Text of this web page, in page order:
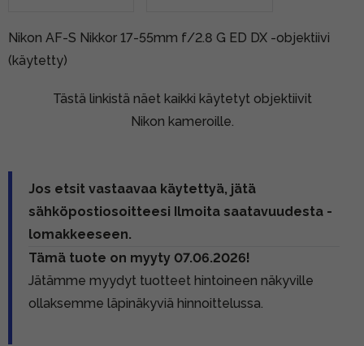
Nikon AF-S Nikkor 17-55mm f/2.8 G ED DX -objektiivi
(käytetty)
Tästä linkistä näet kaikki käytetyt objektiivit
Nikon kameroille.
Jos etsit vastaavaa käytettyä, jätä
sähköpostiosoitteesi Ilmoita saatavuudesta -
lomakkeeseen.
Tämä tuote on myyty 07.06.2026!
Jätämme myydyt tuotteet hintoineen näkyville
ollaksemme läpinäkyviä hinnoittelussa.